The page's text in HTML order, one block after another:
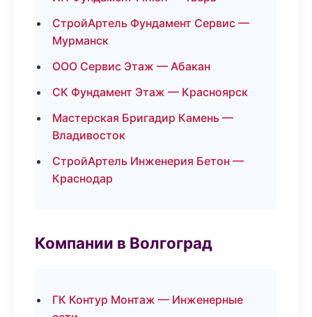
СтройАртель Фундамент Сервис —
Мурманск
ООО Сервис Этаж — Абакан
СК Фундамент Этаж — Красноярск
Мастерская Бригадир Камень —
Владивосток
СтройАртель Инженерия Бетон —
Краснодар
Компании в Волгоград
ГК Контур Монтаж — Инженерные